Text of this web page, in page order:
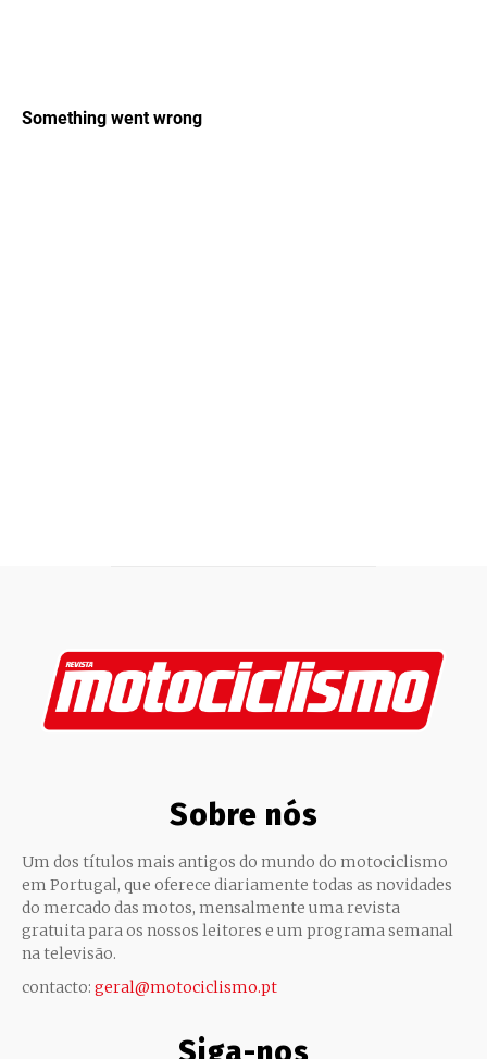
Sobre nós
Um dos títulos mais antigos do mundo do motociclismo
em Portugal, que oferece diariamente todas as novidades
do mercado das motos, mensalmente uma revista
gratuita para os nossos leitores e um programa semanal
na televisão.
contacto: geral@motociclismo.pt